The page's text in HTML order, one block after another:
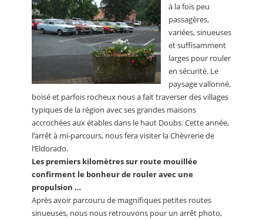
à la fois peu
passagères,
variées, sinueuses
et suffisamment
larges pour rouler
en sécurité. Le
paysage vallonné,
boisé et parfois rocheux nous a fait traverser des villages
typiques de la région avec ses grandes maisons
accrochées aux étables dans le haut Doubs. Cette année,
l’arrêt à mi-parcours, nous fera visiter la Chèvrerie de
l’Eldorado.
Les premiers kilomètres sur route mouillée
confirment le bonheur de rouler avec une
propulsion …
Après avoir parcouru de magnifiques petites routes
sinueuses, nous nous retrouvons pour un arrêt photo,